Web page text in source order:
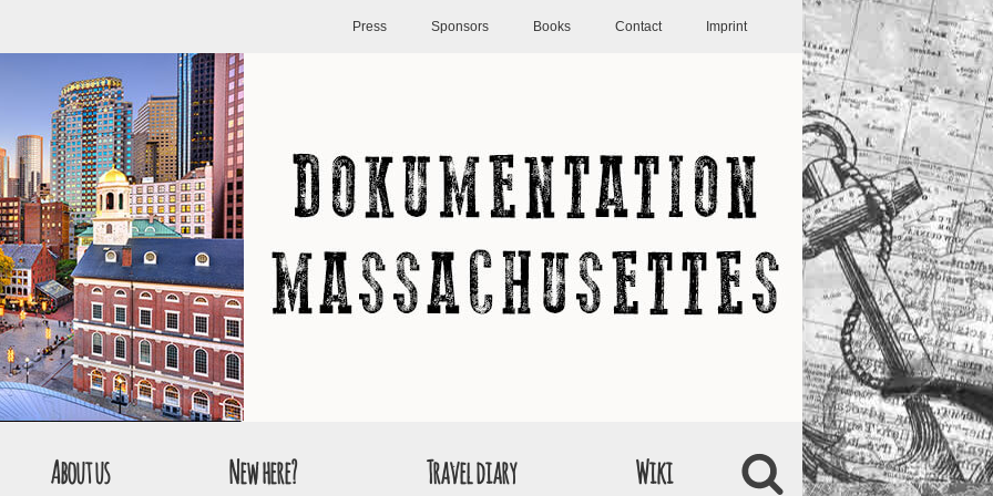
Press Sponsors Books Contact Imprint
About us New here? Travel diary Wiki